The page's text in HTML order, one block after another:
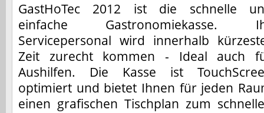
GastHoTec 2012 ist die schnelle
einfache Gastronomiekasse.
Servicepersonal wird innerhalb
Zeit zurecht kommen - Ideal auch
Aushilfen. Die Kasse ist
optimiert und bietet Ihnen für jeden
einen grafischen Tischplan zum